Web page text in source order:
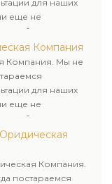
для наших
еще не
компании.
Компания
Компания. Мы не
для наших
еще не
компании.
Компания.
постараемся